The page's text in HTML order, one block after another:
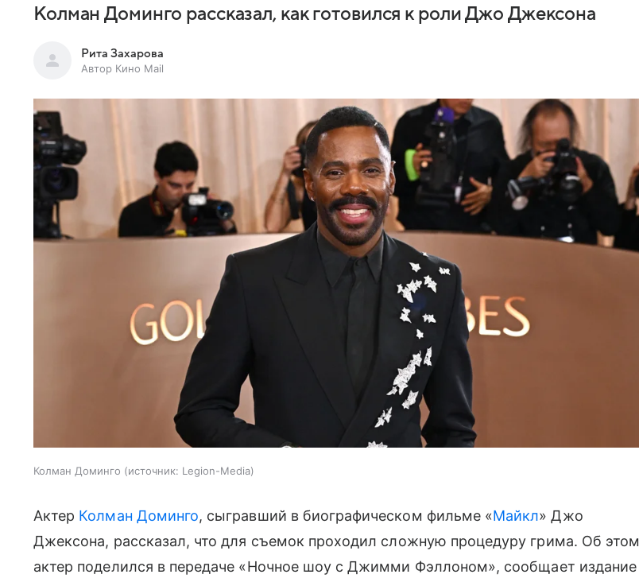
Колман Доминго рассказал, как готовился к роли Джо Джексона
Рита Захарова
Автор Кино Mail
Колман Доминго источник: Legion-Media
Актер Колман Доминго, сыгравший в биографическом фильме «Майкл» Джо
Джексона, рассказал, что для съемок проходил сложную процедуру грима. Об этом
актер поделился в передаче «Ночное шоу с Джимми Фэллоном», сообщает издание